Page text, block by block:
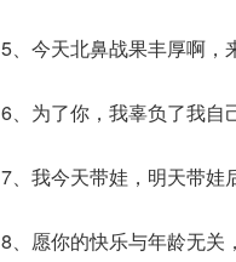
5、今天北鼻战果丰厚啊，
6、为了你，我辜负了我自
7、我今天带娃，明天带娃
8、愿你的快乐与年龄无关